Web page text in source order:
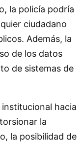
la policía podría
ciudadano
Además, la
de los datos
de sistemas de
hacia
la
la posibilidad de